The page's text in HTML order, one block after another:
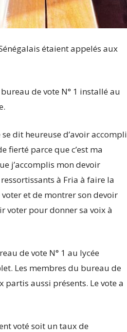
étaient appelés aux
de vote N° 1 installé au
dit heureuse d’avoir accompli
fierté parce que c’est ma
j’accomplis mon devoir
à Fria à faire la
et de montrer son devoir
voter pour donner sa voix à
de vote N° 1 au lycée
Les membres du bureau de
partis aussi présents. Le vote a
voté soit un taux de